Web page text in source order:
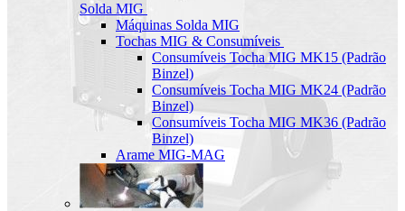
Solda MIG
Máquinas Solda MIG
Tochas MIG & Consumíveis
Consumíveis Tocha MIG MK15 (Padrão
Binzel)
Consumíveis Tocha MIG MK24 (Padrão
Binzel)
Consumíveis Tocha MIG MK36 (Padrão
Binzel)
Arame MIG-MAG